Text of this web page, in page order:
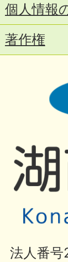
個人情報
著作権
法人番